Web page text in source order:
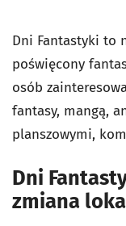
Dni Fantastyki to
poświęcony
osób
fantasy, mangą,
planszowymi,
Dni
zmiana